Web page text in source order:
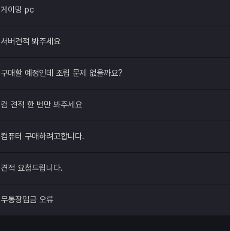
게이밍 pc
서버견적 봐주세요
구매할 예정인데 조립 문제 없을까요?
컴 견적 한 번만 봐주세요
컴퓨터 구매하려고합니다.
견적 요청드립니다.
무통장입금 오류